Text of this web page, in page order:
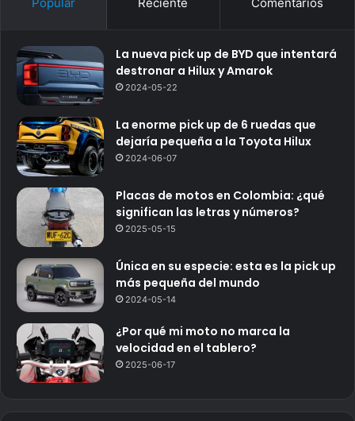
La nueva pick up de BYD que intentará
destronar a Hilux y Amarok
2024-05-22
La enorme pick up de 6 ruedas que
dejaría pequeña a la Toyota Hilux
2024-06-07
Placas de motos en Colombia: ¿qué
significan las letras y números?
2025-05-15
Única en su especie: esta es la pick up
más pequeña del mundo
2024-05-14
¿Por qué mi moto no marca la
velocidad en el tablero?
2025-06-17